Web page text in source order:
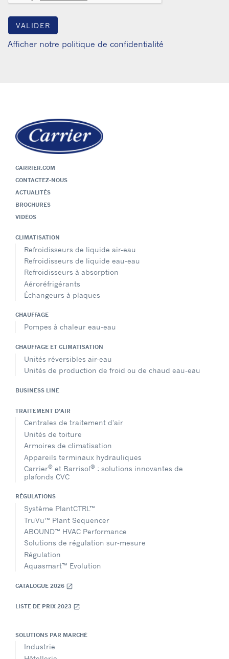
Afficher notre politique de confidentialité
CARRIER.COM
CONTACTEZ-NOUS
ACTUALITÉS
BROCHURES
VIDÉOS
CLIMATISATION
Refroidisseurs de liquide air-eau
Refroidisseurs de liquide eau-eau
Refroidisseurs à absorption
Aéroréfrigérants
Échangeurs à plaques
CHAUFFAGE
Pompes à chaleur eau-eau
CHAUFFAGE ET CLIMATISATION
Unités réversibles air-eau
Unités de production de froid ou de chaud eau-eau
BUSINESS LINE
TRAITEMENT D'AIR
Centrales de traitement d'air
Unités de toiture
Armoires de climatisation
Appareils terminaux hydrauliques
Carrier® et Barrisol® : solutions innovantes de
plafonds CVC
RÉGULATIONS
Système PlantCTRL™
TruVu™ Plant Sequencer
ABOUND™ HVAC Performance
Solutions de régulation sur-mesure
Régulation
Aquasmart™ Evolution
CATALOGUE 2026 open_in_new
LISTE DE PRIX 2023 open_in_new
SOLUTIONS PAR MARCHÉ
Industrie